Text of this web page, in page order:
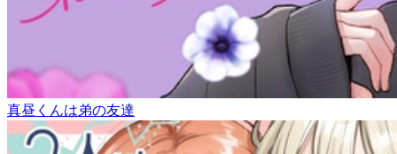
真昼くんは弟の友達